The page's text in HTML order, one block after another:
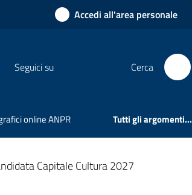
Accedi all'area personale
Seguici su Cerca
online ANPR Tutti gli argomenti...
Capitale Cultura 2027